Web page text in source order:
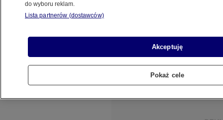
Jeden z mieszkańców Rio de Janeiro, podczas
do wyboru reklam.
Lista partnerów (dostawców)
Akceptuję
Pokaż cele